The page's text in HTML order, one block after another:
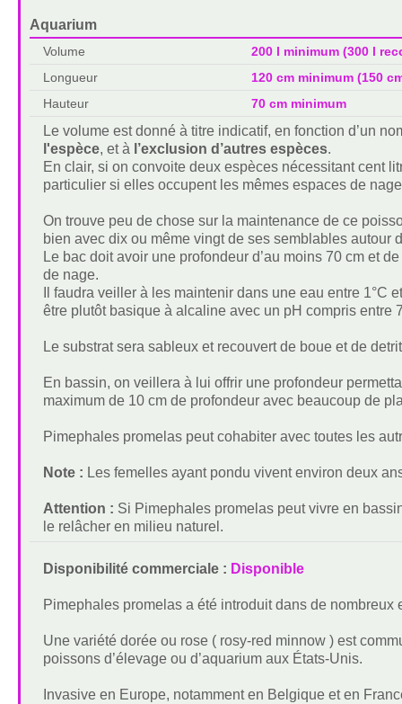
Aquarium
Volume
200 l minimum (300 l
Longueur
120 cm minimum (150
Hauteur
70 cm minimum
Le volume est donné à titre indicatif, en fonction d’un
l'espèce, et à l’exclusion d’autres espèces.
En clair, si on convoite deux espèces nécessitant cent
particulier si elles occupent les mêmes espaces de
On trouve peu de chose sur la maintenance de ce
bien avec dix ou même vingt de ses semblables autour
Le bac doit avoir une profondeur d’au moins 70 cm et
de nage.
Il faudra veiller à les maintenir dans une eau entre 1°C
être plutôt basique à alcaline avec un pH compris entre
Le substrat sera sableux et recouvert de boue et de
En bassin, on veillera à lui offrir une profondeur
maximum de 10 cm de profondeur avec beaucoup de
Pimephales promelas peut cohabiter avec toutes les
Note : Les femelles ayant pondu vivent environ deux
Attention : Si Pimephales promelas peut vivre en
le relâcher en milieu naturel.
Disponibilité commerciale : Disponible
Pimephales promelas a été introduit dans de
Une variété dorée ou rose ( rosy-red minnow ) est
poissons d’élevage ou d’aquarium aux États-Unis.
Invasive en Europe, notamment en Belgique et en